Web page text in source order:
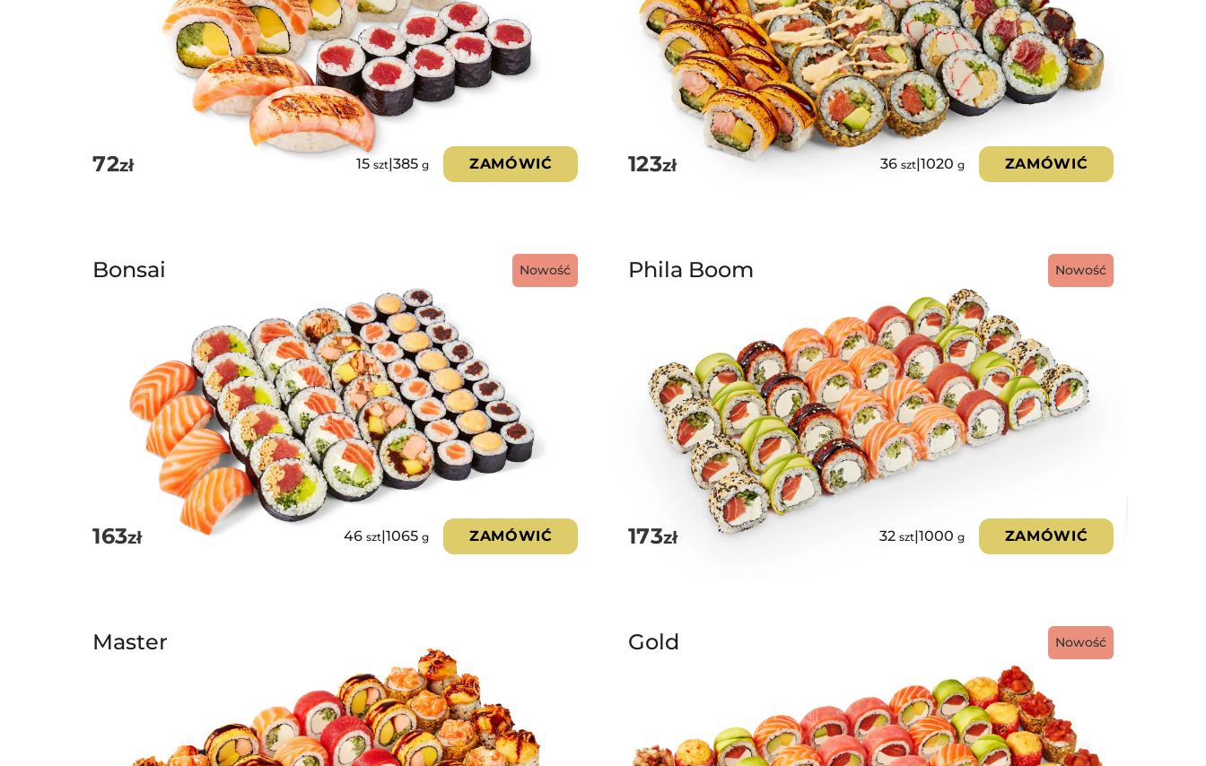
72zł 15szt|385g ZAMÓWIĆ 123zł 36 szt|1020 g ZAMÓWIĆ
Nowość
Bonsai
163zł 46szt|1065g ZAMÓWIĆ
Nowość
Phila Boom
173zł 32 szt|1000 g ZAMÓWIĆ
Master Nowość
Gold